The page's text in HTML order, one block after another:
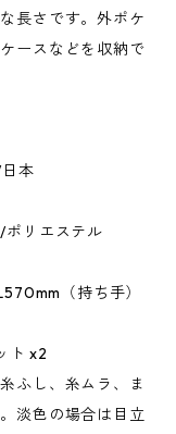
長さです。外ポケ
ースなどを収納で
本
ポリエステル
（持ち手）
ト x2
ふし、糸ムラ、ま
淡色の場合は目立